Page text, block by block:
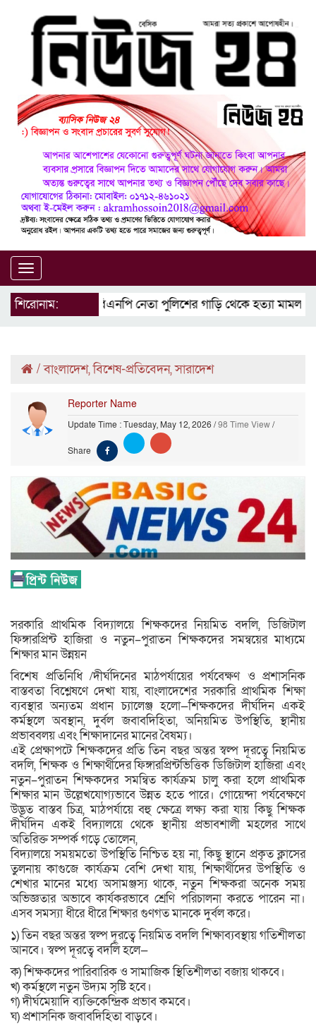
Toggle
navigation
শিরোনাম:
মাগুরায় বিএনপি নেতা পুলিশের গাড়ি থেকে হত্যা মামলার
/বাংলাদেশ,বিশেষ-প্রতিবেদন,সারাদেশ
Reporter Name
Update Time : Tuesday, May 12, 2026 /98 Time View/
Share
সরকারি প্রাথমিক বিদ্যালয়ে শিক্ষকদের নিয়মিত বদলি, ডিজিটাল
ফিঙ্গারপ্রিন্ট হাজিরা ও নতুন–পুরাতন শিক্ষকদের সমন্বয়ের মাধ্যমে
শিক্ষার মান উন্নয়ন
বিশেষ প্রতিনিধি /দীর্ঘদিনের মাঠপর্যায়ের পর্যবেক্ষণ ও প্রশাসনিক
বাস্তবতা বিশ্লেষণে দেখা যায়, বাংলাদেশের সরকারি প্রাথমিক শিক্ষা
ব্যবস্থার অন্যতম প্রধান চ্যালেঞ্জ হলো—শিক্ষকদের দীর্ঘদিন একই
কর্মস্থলে অবস্থান, দুর্বল জবাবদিহিতা, অনিয়মিত উপস্থিতি, স্থানীয়
প্রভাববলয় এবং শিক্ষাদানের মানের বৈষম্য।
এই প্রেক্ষাপটে শিক্ষকদের প্রতি তিন বছর অন্তর স্বল্প দূরত্বে নিয়মিত
বদলি, শিক্ষক ও শিক্ষার্থীদের ফিঙ্গারপ্রিন্টভিত্তিক ডিজিটাল হাজিরা এবং
নতুন–পুরাতন শিক্ষকদের সমন্বিত কার্যক্রম চালু করা হলে প্রাথমিক
শিক্ষার মান উল্লেখযোগ্যভাবে উন্নত হতে পারে। গোয়েন্দা পর্যবেক্ষণে
উদ্ভূত বাস্তব চিত্র, মাঠপর্যায়ে বহু ক্ষেত্রে লক্ষ্য করা যায় কিছু শিক্ষক
দীর্ঘদিন একই বিদ্যালয়ে থেকে স্থানীয় প্রভাবশালী মহলের সাথে
অতিরিক্ত সম্পর্ক গড়ে তোলেন,
বিদ্যালয়ে সময়মতো উপস্থিতি নিশ্চিত হয় না, কিছু স্থানে প্রকৃত ক্লাসের
তুলনায় কাগুজে কার্যক্রম বেশি দেখা যায়, শিক্ষার্থীদের উপস্থিতি ও
শেখার মানের মধ্যে অসামঞ্জস্য থাকে, নতুন শিক্ষকরা অনেক সময়
অভিজ্ঞতার অভাবে কার্যকরভাবে শ্রেণি পরিচালনা করতে পারেন না।
এসব সমস্যা ধীরে ধীরে শিক্ষার গুণগত মানকে দুর্বল করে।
১) তিন বছর অন্তর স্বল্প দূরত্বে নিয়মিত বদলি শিক্ষাব্যবস্থায় গতিশীলতা
আনবে। স্বল্প দূরত্বে বদলি হলে—
ক) শিক্ষকদের পারিবারিক ও সামাজিক স্থিতিশীলতা বজায় থাকবে।
খ) কর্মস্থলে নতুন উদ্যম সৃষ্টি হবে।
গ) দীর্ঘমেয়াদি ব্যক্তিকেন্দ্রিক প্রভাব কমবে।
ঘ) প্রশাসনিক জবাবদিহিতা বাড়বে।